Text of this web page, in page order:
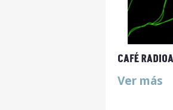
CAFÉ
Ver más